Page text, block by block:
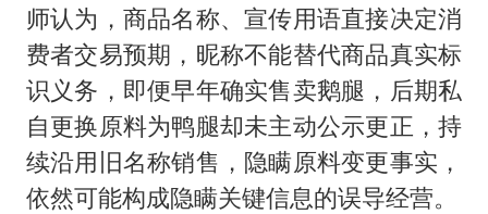
师认为，商品名称、宣传用语直接决定消
费者交易预期，昵称不能替代商品真实标
识义务，即便早年确实售卖鹅腿，后期私
自更换原料为鸭腿却未主动公示更正，持
续沿用旧名称销售，隐瞒原料变更事实，
依然可能构成隐瞒关键信息的误导经营。